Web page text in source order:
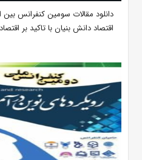
دانلود مقالات سومین کنفرانس
اقتصاد دانش بنیان با تاکید بر